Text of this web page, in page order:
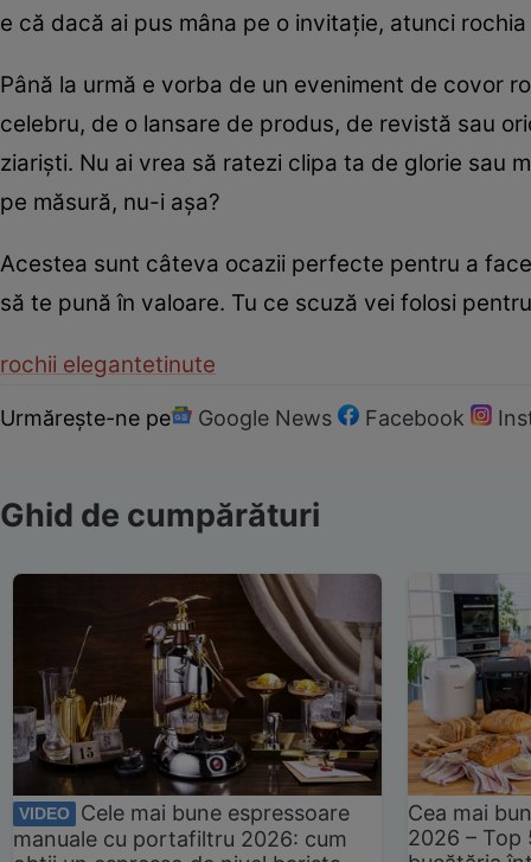
e că dacă ai pus mâna pe o invitație, atunci
Până la urmă e vorba de un eveniment de covor
celebru, de o lansare de produs, de revistă sau
ziariști. Nu ai vrea să ratezi clipa ta de glorie sau
pe măsură, nu-i așa?
Acestea sunt câteva ocazii perfecte pentru a
să te pună în valoare. Tu ce scuză vei folosi
rochii elegantetinute
Urmărește-ne pe Google News Facebook
Ghid de cumpărături
VIDEO
Cele mai bune espressoare
manuale cu portafiltru 2026: cum
Cea mai
2026 –